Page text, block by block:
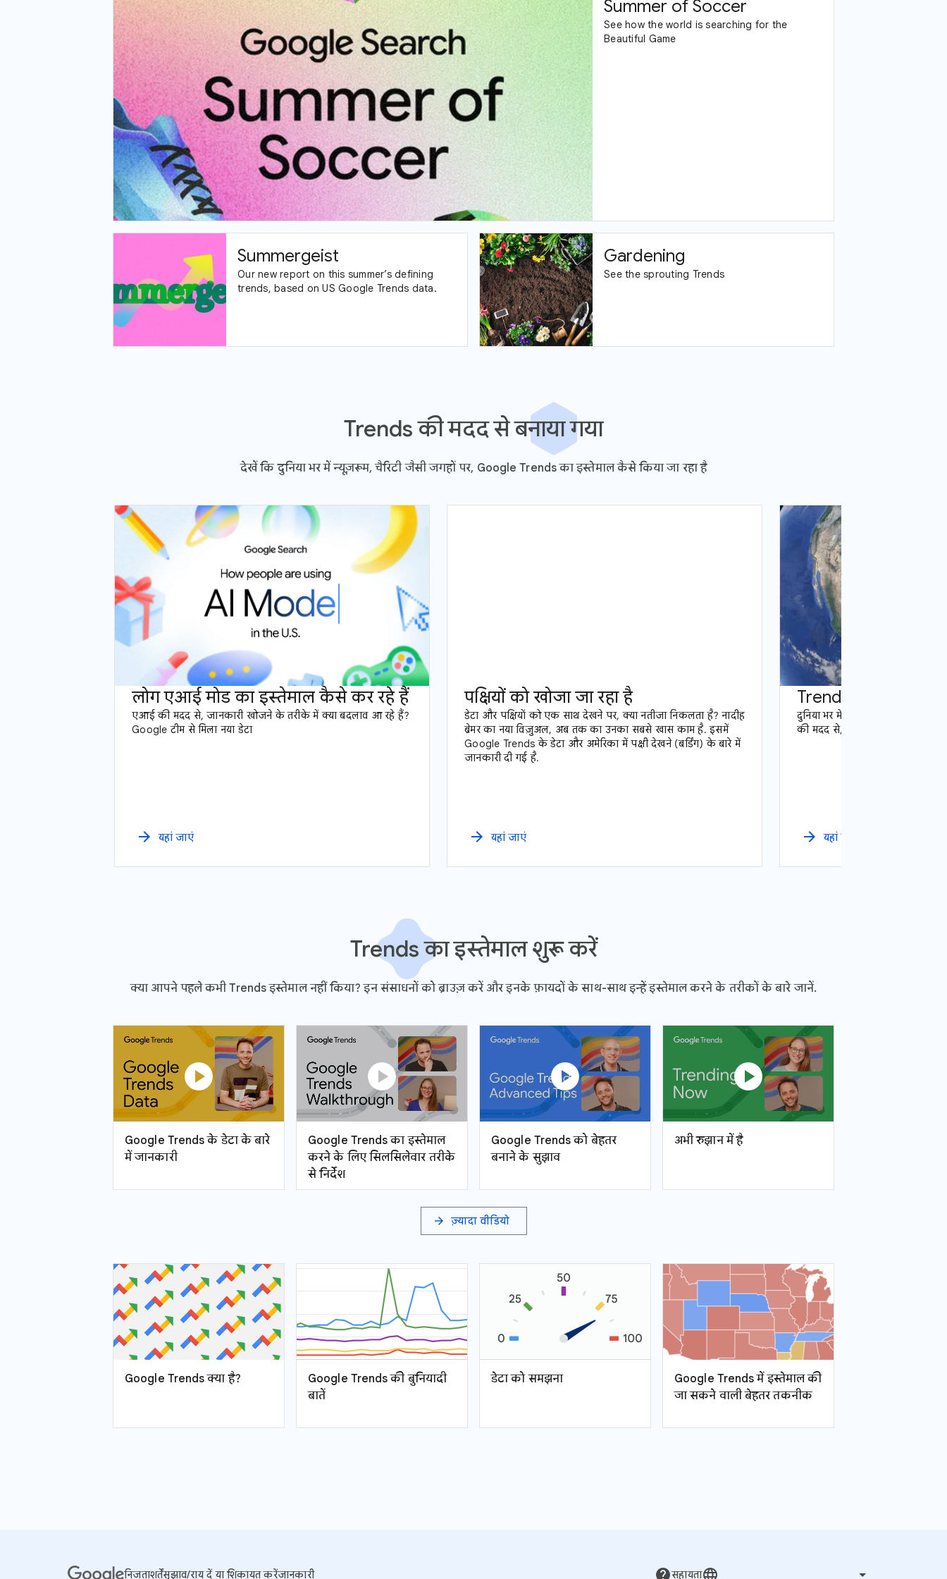
Summer of Soccer
See how the world is searching for the
Beautiful Game
Summergeist
Our new report on this summer’s defining
trends, based on US Google Trends data.
Gardening
See the sprouting Trends
Trends की मदद से बनाया गया
देखें कि दुनिया भर में न्यूज़रूम, चैरिटी जैसी जगहों पर, Google Trends का इस्तेमाल कैसे किया जा रहा है
लोग एआई मोड का इस्तेमाल कैसे कर रहे हैं
एआई की मदद से, जानकारी खोजने के तरीके में क्या बदलाव आ रहे हैं?
Google टीम से मिला नया डेटा
arrow_forward यहां जाएं
पक्षियों को खोजा जा रहा है
डेटा और पक्षियों को एक साथ देखने पर, क्या नतीजा निकलता है? नादीह
ब्रेमर का नया विज़ुअल, अब तक का उनका सबसे खास काम है. इसमें
Google Trends के डेटा और अमेरिका में पक्षी देखने (बर्डिंग) के बारे में
जानकारी दी गई है.
arrow_forward यहां जाएं
Trends टीवी
दुनिया भर में Google पर अभी क्या
की मदद से, इसे विज़ुअलाइज़ करें
arrow_forward यहां जाएं
Trends का इस्तेमाल शुरू करें
क्या आपने पहले कभी Trends इस्तेमाल नहीं किया? इन संसाधनों को ब्राउज़ करें और इनके फ़ायदों के साथ-साथ इन्हें इस्तेमाल करने के तरीकों के बारे जानें.
play_circle
Google Trends के डेटा के बारे
में जानकारी
play_circle
Google Trends का इस्तेमाल
करने के लिए सिलसिलेवार तरीके
से निर्देश
play_circle
Google Trends को बेहतर
बनाने के सुझाव
play_circle
अभी रुझान में है
arrow_forward ज़्यादा वीडियो
Google Trends क्या है?
Google Trends की बुनियादी
बातें
डेटा को समझना
Google Trends में इस्तेमाल की
जा सकने वाली बेहतर तकनीक
निजताशर्तेंसुझाव/राय दें या शिकायत करेंजानकारी helpसहायताlanguage